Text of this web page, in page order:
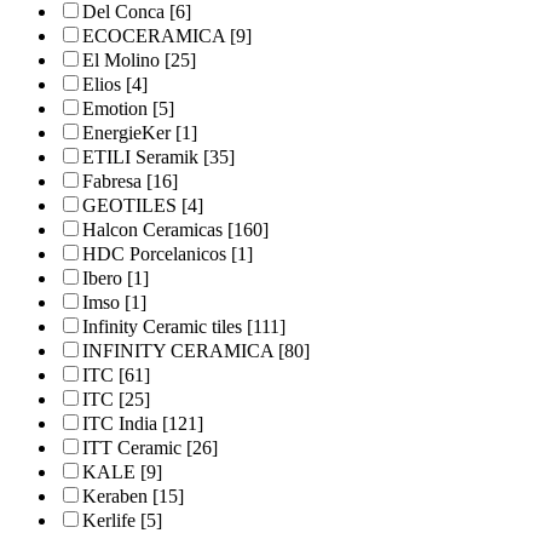
Del Conca [6]
ECOCERAMICA[9]
El Molino [25]
Elios [4]
Emotion [5]
EnergieKer[1]
ETILI Seramik [35]
Fabresa [16]
GEOTILES [4]
Halcon Ceramicas [160]
HDC Porcelanicos [1]
Ibero [1]
Imso [1]
Infinity Ceramic tiles [111]
INFINITY CERAMICA[80]
ITC [61]
ITC [25]
ITC India [121]
ITT Ceramic [26]
KALE [9]
Keraben [15]
Kerlife [5]